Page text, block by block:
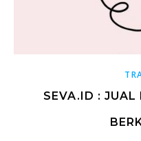
SEVA.ID :